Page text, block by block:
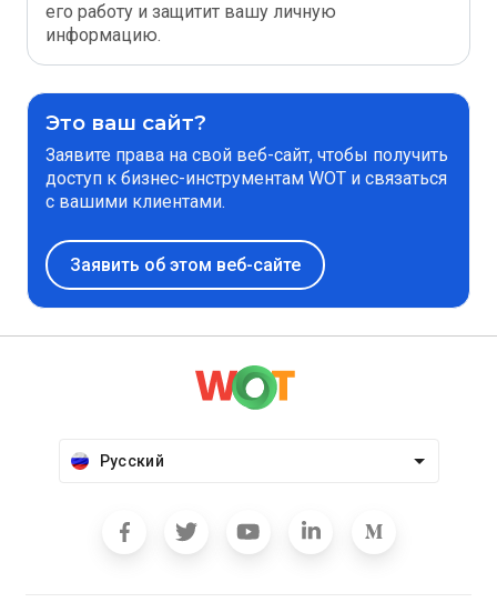
его работу и защитит вашу личную
информацию.
Это ваш сайт?
Заявите права на свой веб-сайт, чтобы получить
доступ к бизнес-инструментам WOT и связаться
с вашими клиентами.
Заявить об этом веб-сайте
Русский